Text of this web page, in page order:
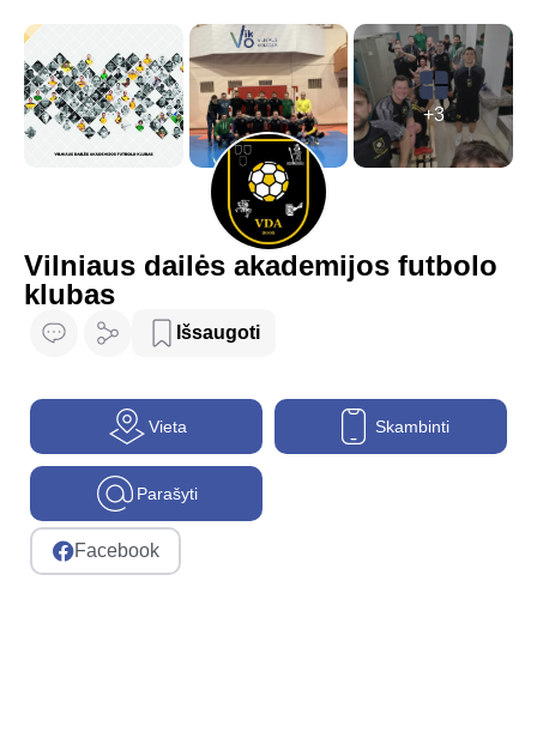
+3
Vilniaus dailės akademijos futbolo
klubas
Išsaugoti
Vieta Skambinti
Parašyti
Facebook